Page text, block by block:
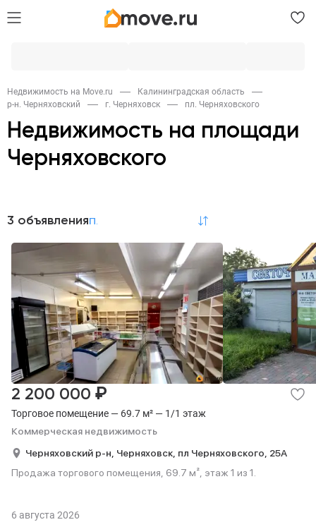
Недвижимость на Move.ru
Калининградская область
р-н. Черняховский
г. Черняховск пл. Черняховского
Недвижимость на площади
Черняховского
Аренда
Коммерческая 1
3 объявления
Торговое помещение — 69.7 м² — 1/1 этаж
Коммерческая недвижимость
2 200 000 ₽
Черняховский р-н, Черняховск, пл Черняховского, 25А
Продажа торгового помещения, 69.7 м², этаж 1 из 1.
6 августа 2026